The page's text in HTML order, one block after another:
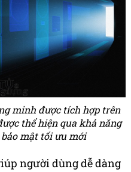
minh được tích hợp trên
thể hiện qua khả năng
mật tối ưu mới
người dùng dễ dàng